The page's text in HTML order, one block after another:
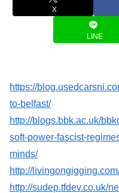
X
LINE
https://
to-belfast/
http://blogs.bbk.ac.uk/
soft-power-fascist-
minds/
http://
http://sudep.tfdev.co.uk/